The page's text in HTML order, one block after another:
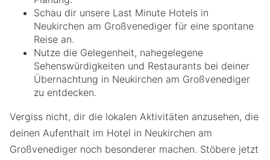
Schau dir unsere Last Minute Hotels in
Neukirchen am Großvenediger für eine spontane
Reise an.
Nutze die Gelegenheit, nahegelegene
Sehenswürdigkeiten und Restaurants bei deiner
Übernachtung in Neukirchen am Großvenediger
zu entdecken.
Vergiss nicht, dir die lokalen Aktivitäten anzusehen, die
deinen Aufenthalt im Hotel in Neukirchen am
Großvenediger noch besonderer machen. Stöbere jetzt